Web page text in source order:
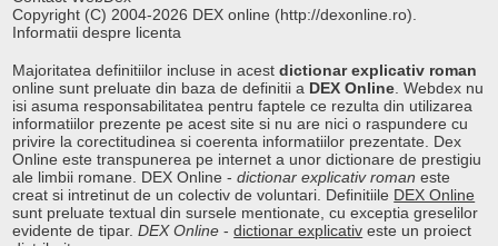
Copyright (C) 2004-2026 DEX online (http://dexonline.ro).
Informatii despre licenta
Majoritatea definitiilor incluse in acestdictionar explicativ roman
online sunt preluate din baza de definitii a DEX Online . Webdex nu
isi asuma responsabilitatea pentru faptele ce rezulta din utilizarea
informatiilor prezente pe acest site si nu are nici o raspundere cu
privire la corectitudinea si coerenta informatiilor prezentate. Dex
Online este transpunerea pe internet a unor dictionare de prestigiu
ale limbii romane. DEX Online -dictionar explicativ roman este
creat si intretinut de un colectiv de voluntari. Definitiile DEX Online
sunt preluate textual din sursele mentionate, cu exceptia greselilor
evidente de tipar.DEX Online -dictionar explicativ este un proiect